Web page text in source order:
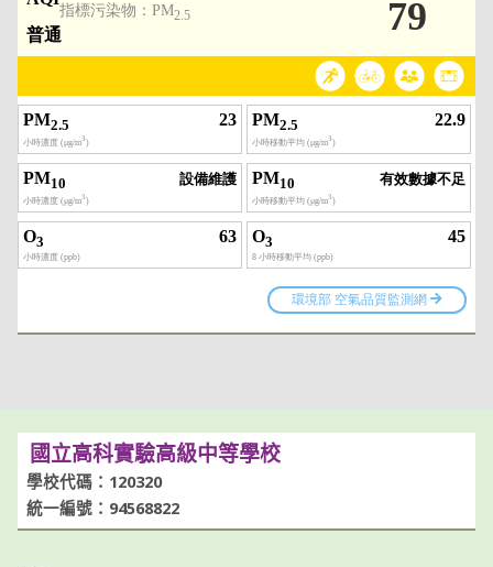
國立高科實驗高級中等學校
學校代碼：120320
統一編號：94568822